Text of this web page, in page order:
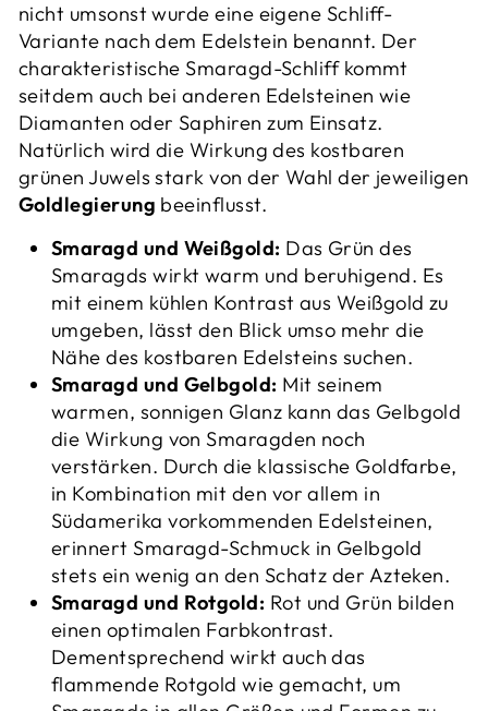
nicht umsonst wurde eine eigene Schliff-
Variante nach dem Edelstein benannt. Der
charakteristische Smaragd-Schliff kommt
seitdem auch bei anderen Edelsteinen wie
Diamanten oder Saphiren zum Einsatz.
Natürlich wird die Wirkung des kostbaren
grünen Juwels stark von der Wahl der jeweiligen
Goldlegierung beeinflusst.
Smaragd und Weißgold: Das Grün des
Smaragds wirkt warm und beruhigend. Es
mit einem kühlen Kontrast aus Weißgold zu
umgeben, lässt den Blick umso mehr die
Nähe des kostbaren Edelsteins suchen.
Smaragd und Gelbgold: Mit seinem
warmen, sonnigen Glanz kann das Gelbgold
die Wirkung von Smaragden noch
verstärken. Durch die klassische Goldfarbe,
in Kombination mit den vor allem in
Südamerika vorkommenden Edelsteinen,
erinnert Smaragd-Schmuck in Gelbgold
stets ein wenig an den Schatz der Azteken.
Smaragd und Rotgold: Rot und Grün bilden
einen optimalen Farbkontrast.
Dementsprechend wirkt auch das
flammende Rotgold wie gemacht, um